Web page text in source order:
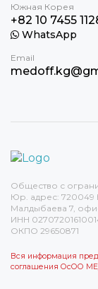
Южная Корея
+82 10 7455
WhatsApp
Email
Общество с
Юр. адрес: 720049
Малдыбаева 7, офис
ИНН
ОКПО 29650871
Вся информация
соглашения ОсОО